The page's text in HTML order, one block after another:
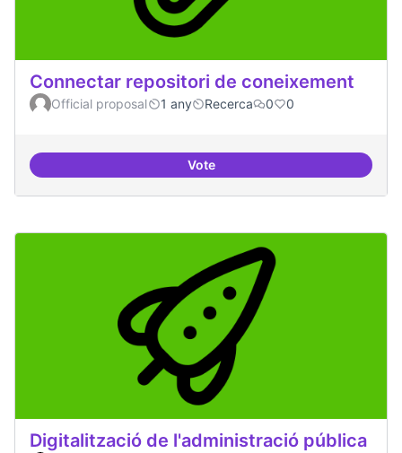
Connectar repositori de coneixement
Official proposal 1 any Recerca 0 0
VoteConnectar repositori de
Digitalització de l'administració pública